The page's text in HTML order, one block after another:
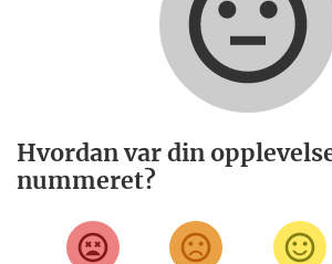
Hvordan var din
nummeret?